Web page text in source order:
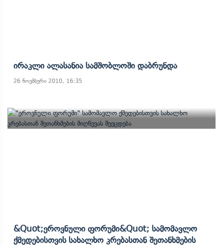
Ირაკლი Ალასანია Სამშობლოში Დაბრუნდა
26 ნოემბერი 2010, 16:35
&quot;ეროვნული Ფორუმი&quot; Სამომავლო
Ქმედებისთვის Სახალხო Კრებასთან Შეთანხმების